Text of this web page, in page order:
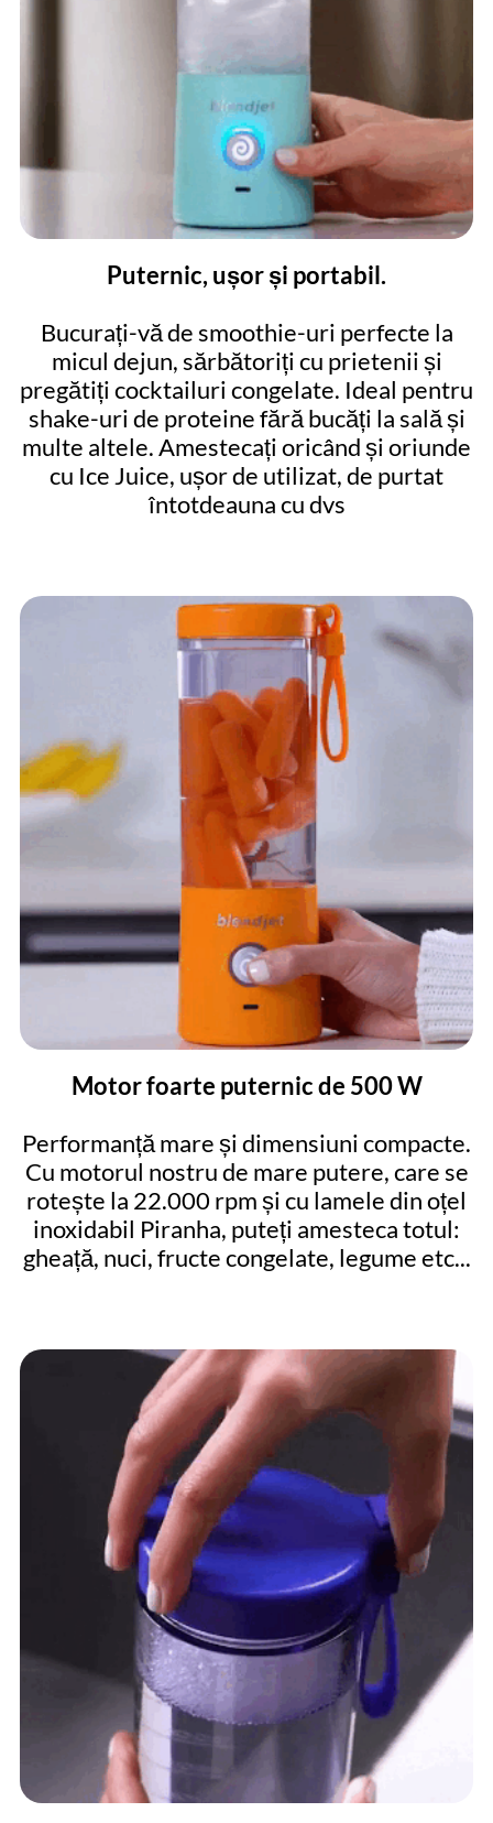
Puternic, ușor și portabil.
Bucurați-vă de smoothie-uri perfecte la
micul dejun, sărbătoriți cu prietenii și
pregătiți cocktailuri congelate. Ideal pentru
shake-uri de proteine ​​fără bucăți la sală și
multe altele. Amestecați oricând și oriunde
cu Ice Juice, ușor de utilizat, de purtat
întotdeauna cu dvs
Motor foarte puternic de 500 W
Performanță mare și dimensiuni compacte.
Cu motorul nostru de mare putere, care se
rotește la 22.000 rpm și cu lamele din oțel
inoxidabil Piranha, puteți amesteca totul:
gheață, nuci, fructe congelate, legume etc...